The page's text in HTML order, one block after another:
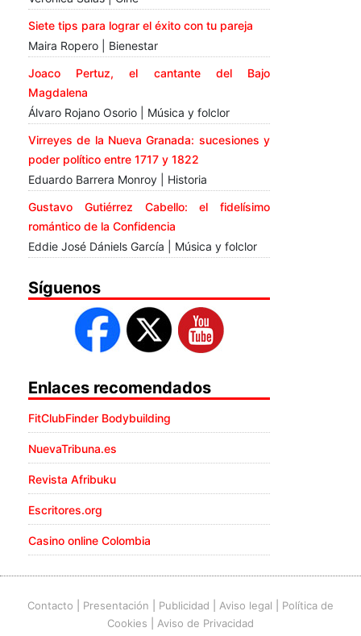
Siete tips para lograr el éxito con tu pareja
Maira Ropero | Bienestar
Joaco Pertuz, el cantante del Bajo
Magdalena
Álvaro Rojano Osorio | Música y folclor
Virreyes de la Nueva Granada: sucesiones y
poder político entre 1717 y 1822
Eduardo Barrera Monroy | Historia
Gustavo Gutiérrez Cabello: el fidelísimo
romántico de la Confidencia
Eddie José Dániels García | Música y folclor
Síguenos
Enlaces recomendados
FitClubFinder Bodybuilding
NuevaTribuna.es
Revista Afribuku
Escritores.org
Casino online Colombia
Contacto Presentación Publicidad Aviso legal
Política de
Cookies
Aviso de Privacidad